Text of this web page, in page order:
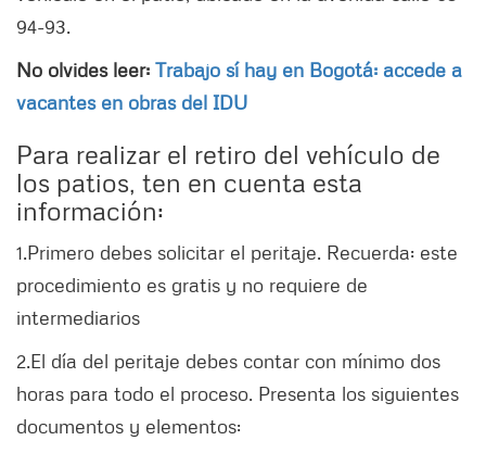
94-93.
No olvides leer: Trabajo sí hay en Bogotá: accede a
vacantes en obras del IDU
Para realizar el retiro del vehículo de
los patios, ten en cuenta esta
información:
1.Primero debes solicitar el peritaje. Recuerda: este
procedimiento es gratis y no requiere de
intermediarios
2.El día del peritaje debes contar con mínimo dos
horas para todo el proceso. Presenta los siguientes
documentos y elementos: